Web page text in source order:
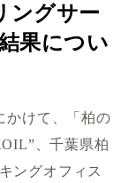
ングサー
果につい
かけて、「柏の
、千葉県柏
ングオフィス